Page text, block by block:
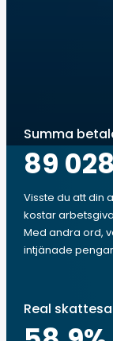
Summa
89
Visste du att din
kostar
Med andra ord,
intjänade
Real